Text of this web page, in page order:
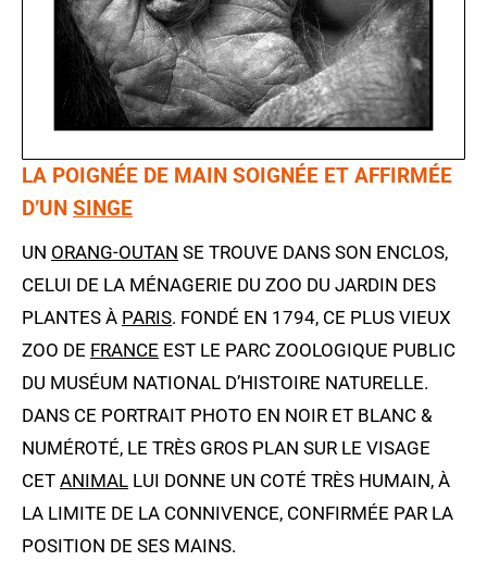
LA POIGNÉE DE MAIN SOIGNÉE ET AFFIRMÉE
D’UN SINGE
UN ORANG-OUTAN SE TROUVE DANS SON ENCLOS,
CELUI DE LA MÉNAGERIE DU ZOO DU JARDIN DES
PLANTES À PARIS. FONDÉ EN 1794, CE PLUS VIEUX
ZOO DE FRANCE EST LE PARC ZOOLOGIQUE PUBLIC
DU MUSÉUM NATIONAL D’HISTOIRE NATURELLE.
DANS CE PORTRAIT PHOTO EN NOIR ET BLANC &
NUMÉROTÉ, LE TRÈS GROS PLAN SUR LE VISAGE
CET ANIMAL LUI DONNE UN COTÉ TRÈS HUMAIN, À
LA LIMITE DE LA CONNIVENCE, CONFIRMÉE PAR LA
POSITION DE SES MAINS.